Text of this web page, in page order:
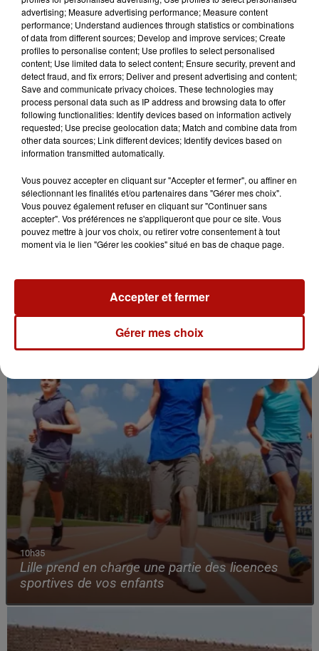
10h51
10h35
Lille prend en charge une partie des licences
sportives de vos enfants
advertising; Measure advertising performance; Measure content
performance; Understand audiences through statistics or combinations
of data from different sources; Develop and improve services; Create
profiles to personalise content; Use profiles to select personalised
content; Use limited data to select content; Ensure security, prevent and
detect fraud, and fix errors; Deliver and present advertising and content;
Save and communicate privacy choices. These technologies may
process personal data such as IP address and browsing data to offer
following functionalities: Identify devices based on information actively
requested; Use precise geolocation data; Match and combine data from
other data sources; Link different devices; Identify devices based on
information transmitted automatically.
Vous pouvez accepter en cliquant sur "Accepter et fermer", ou affiner en
sélectionnant les finalités et/ou partenaires dans "Gérer mes choix".
Vous pouvez également refuser en cliquant sur "Continuer sans
accepter". Vos préférences ne s'appliqueront que pour ce site. Vous
pouvez mettre à jour vos choix, ou retirer votre consentement à tout
moment via le lien "Gérer les cookies" situé en bas de chaque page.
Gérer mes choix
Accepter et fermer